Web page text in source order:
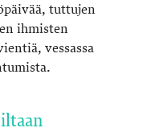
tuttujen
ihmisten
vessassa